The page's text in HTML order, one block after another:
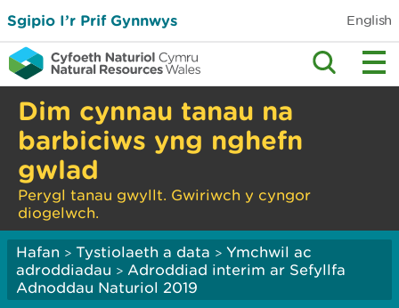
Sgipio I’r Prif Gynnwys English
Dim cynnau tanau na
barbiciws yng nghefn
gwlad
Perygl tanau gwyllt. Gwiriwch y cyngor
diogelwch.
Hafan > Tystiolaeth a data > Ymchwil ac
adroddiadau > Adroddiad interim ar Sefyllfa
Adnoddau Naturiol 2019